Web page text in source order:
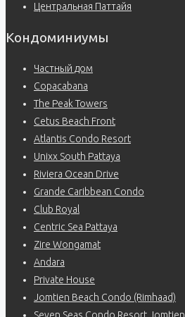
Центральная Паттайя
Кондоминиумы
Частный дом
Copacabana
The Peak Towers
Cetus Beach Front
Atlantis Condo Resort
Unixx South Pattaya
Riviera Ocean Drive
Grande Caribbean Condo
Club Royal
Centric Sea Pattaya
Zire Wongamat
Andara
Private House
Jomtien Beach Condo (Rimhaad)